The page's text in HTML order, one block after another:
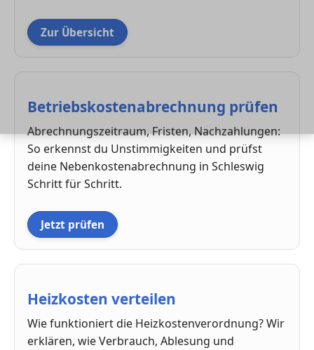
Zur Übersicht
Betriebskostenabrechnung prüfen
Abrechnungszeitraum, Fristen, Nachzahlungen:
So erkennst du Unstimmigkeiten und prüfst
deine Nebenkostenabrechnung in Schleswig
Schritt für Schritt.
Jetzt prüfen
Heizkosten verteilen
Wie funktioniert die Heizkostenverordnung? Wir
erklären, wie Verbrauch, Ablesung und